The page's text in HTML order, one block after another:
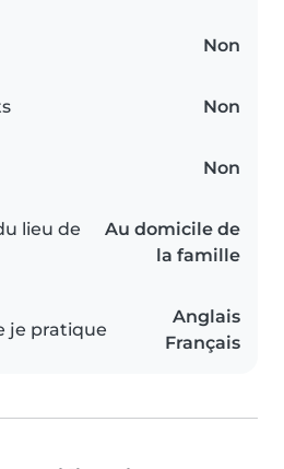
Non
Non
Non
lieu de
Au domicile de
la famille
je pratique
Anglais
Français